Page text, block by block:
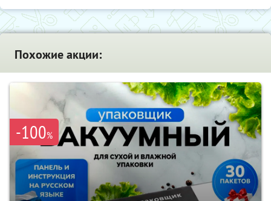
Похожие акции:
-100%